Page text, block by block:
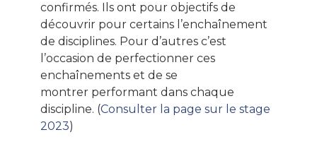
confirmés. Ils ont pour objectifs de
découvrir pour certains l’enchaînement
de disciplines. Pour d’autres c’est
l’occasion de perfectionner ces
enchaînements et de se
montrer performant dans chaque
discipline. (Consulter la page sur le stage
2023)